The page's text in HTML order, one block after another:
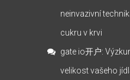
neinvazivní
cukru v krvi
gate io开户:
velikost vašeho